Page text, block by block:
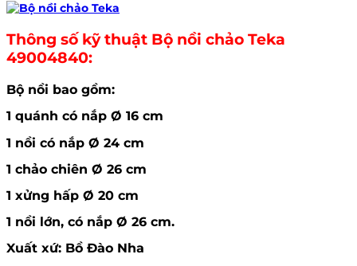
Thông số kỹ thuật Bộ nồi chảo Teka
49004840:
Bộ nồi bao gồm:
1 quánh có nắp Ø 16 cm
1 nồi có nắp Ø 24 cm
1 chảo chiên Ø 26 cm
1 xửng hấp Ø 20 cm
1 nồi lớn, có nắp Ø 26 cm.
Xuất xứ: Bồ Đào Nha